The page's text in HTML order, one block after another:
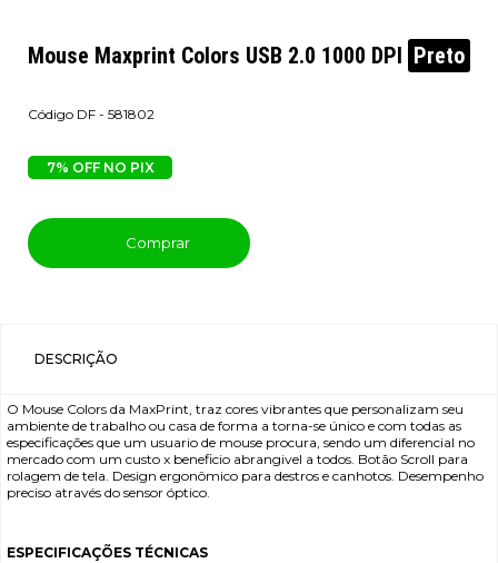
Mouse Maxprint Colors USB 2.0 1000 DPI Preto
DF - 581802
7% OFF NO PIX
Comprar
DESCRIÇÃO
O Mouse Colors da MaxPrint, traz cores vibrantes que personalizam seu
ambiente de trabalho ou casa de forma a torna-se único e com todas as
especificações que um usuario de mouse procura, sendo um diferencial no
mercado com um custo x beneficio abrangivel a todos. Botão Scroll para
rolagem de tela. Design ergonômico para destros e canhotos. Desempenho
preciso através do sensor óptico.
ESPECIFICAÇÕES TÉCNICAS